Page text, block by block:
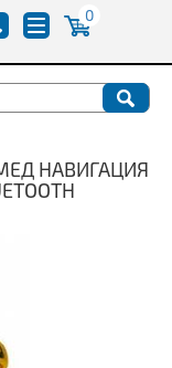
0
НАВИГАЦИЯ